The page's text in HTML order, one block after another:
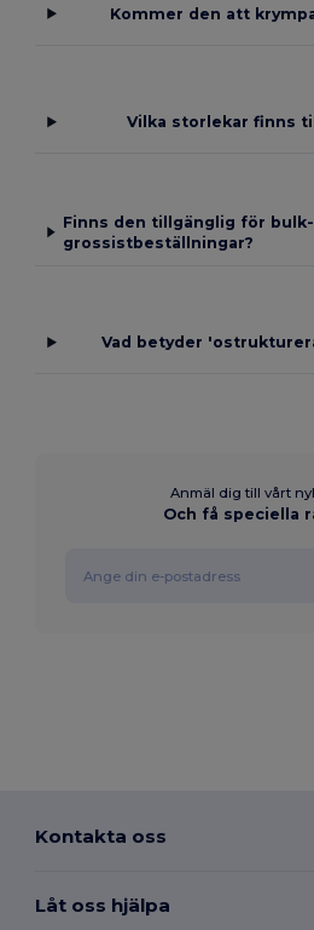
Kommer den att
Vilka storlekar finns
Finns den tillgänglig för
grossistbeställningar?
Vad betyder
Anmäl dig till vårt
Och få speciella
Kontakta oss
Låt oss hjälpa